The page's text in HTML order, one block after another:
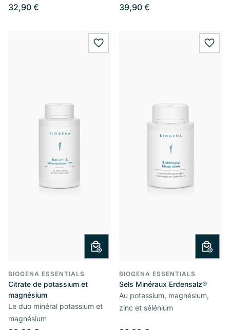
32,90 € 39,90 €
wishlist.add
BIOGENA ESSENTIALS
Citrate de potassium et
magnésium
Le duo minéral potassium et
magnésium
BIOGENA ESSENTIALS
Sels Minéraux Erdensalz®
Au potassium, magnésium,
zinc et sélénium